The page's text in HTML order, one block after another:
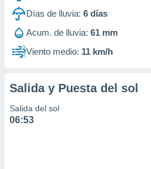
de
Días de lluvia: 6 días
Acum. de lluvia: 61 mm
Viento medio: 11 km/h
Salida y Puesta del sol
Salida del sol
06:53